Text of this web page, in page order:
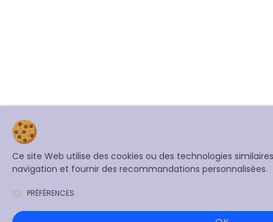
Ce site Web utilise des cookies ou des technologies
navigation et fournir des recommandations personnalisées.
PRÉFÉRENCES